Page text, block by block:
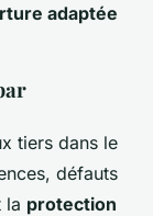
adaptée
tiers dans le
défauts
la protection